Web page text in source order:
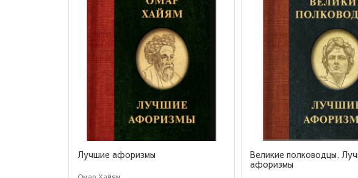
Лучшие афоризмы
Великие полководцы.
афоризмы